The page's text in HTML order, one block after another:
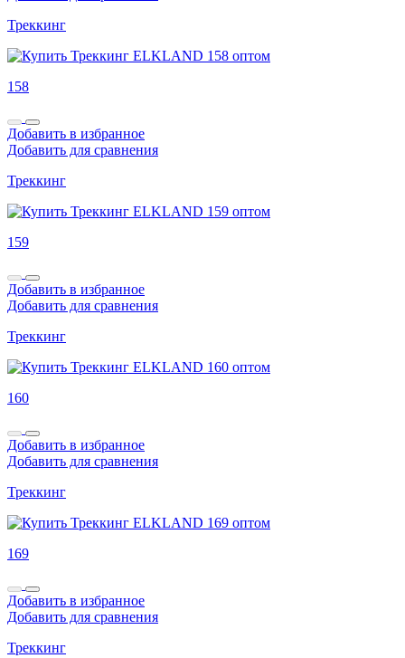
Треккинг
158
Добавить в избранное
Добавить для сравнения
Треккинг
159
Добавить в избранное
Добавить для сравнения
Треккинг
160
Добавить в избранное
Добавить для сравнения
Треккинг
169
Добавить в избранное
Добавить для сравнения
Треккинг